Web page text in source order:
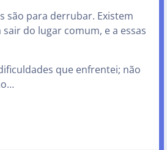
são para derrubar. Existem
do lugar comum, e a essas
que enfrentei; não